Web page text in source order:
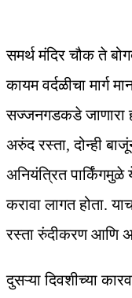
समर्थ मंदिर चौक ते
कायम वर्दळीचा मार्ग
सज्जनगडकडे जाणारा
अरुंद रस्ता, दोन्ही
अनियंत्रित
करावा लागत होता.
रस्ता रुंदीकरण आणि
दुसऱ्या दिवशीच्या